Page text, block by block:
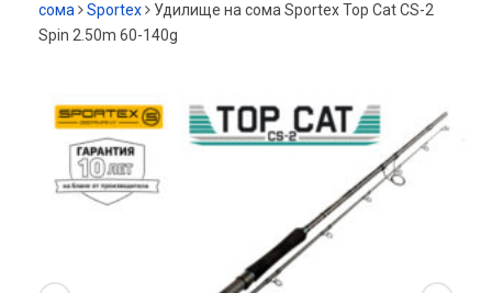
сома
Sportex
Удилище на сома Sportex Top Cat CS-2
Spin 2.50m 60-140g